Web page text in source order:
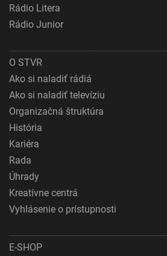
Rádio Litera
Rádio Junior
O STVR
Ako si naladiť rádiá
Ako si naladiť televíziu
Organizačná štruktúra
História
Kariéra
Rada
Úhrady
Kreatívne centrá
Vyhlásenie o prístupnosti
E-SHOP